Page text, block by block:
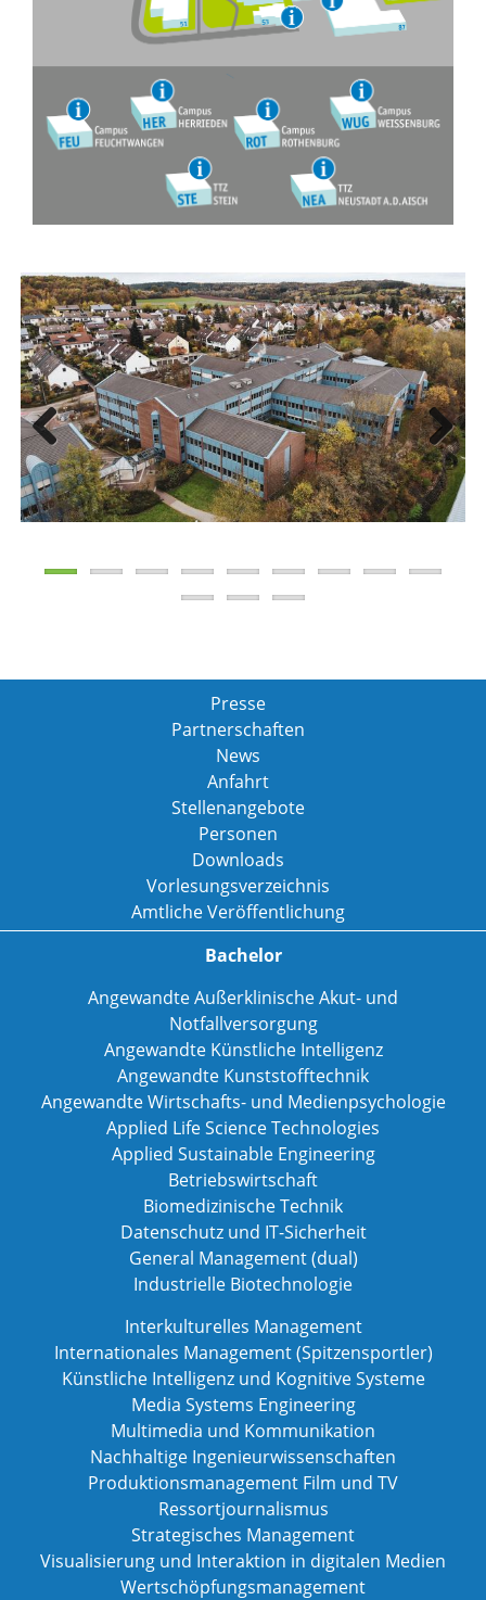
Previous Next
Presse
Partnerschaften
News
Anfahrt
Stellenangebote
Personen
Downloads
Vorlesungsverzeichnis
Amtliche Veröffentlichung
Bachelor
Angewandte Außerklinische Akut- und
Notfallversorgung
Angewandte Künstliche Intelligenz
Angewandte Kunststofftechnik
Angewandte Wirtschafts- und Medienpsychologie
Applied Life Science Technologies
Applied Sustainable Engineering
Betriebswirtschaft
Biomedizinische Technik
Datenschutz und IT-Sicherheit
General Management (dual)
Industrielle Biotechnologie
Interkulturelles Management
Internationales Management (Spitzensportler)
Künstliche Intelligenz und Kognitive Systeme
Media Systems Engineering
Multimedia und Kommunikation
Nachhaltige Ingenieurwissenschaften
Produktionsmanagement Film und TV
Ressortjournalismus
Strategisches Management
Visualisierung und Interaktion in digitalen Medien
Wertschöpfungsmanagement